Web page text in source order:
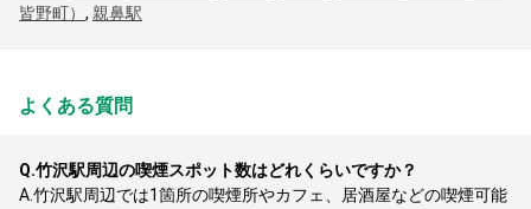
皆野町） , 親鼻駅
よくある質問
Q.竹沢駅周辺の喫煙スポット数はどれくらいですか？
A.竹沢駅周辺では1箇所の喫煙所やカフェ、居酒屋などの喫煙可能